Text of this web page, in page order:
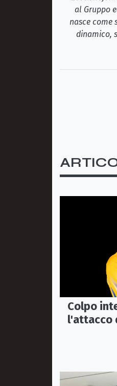
al Gruppo
nasce come
dinamico,
Colpo
l'attacco
arriva